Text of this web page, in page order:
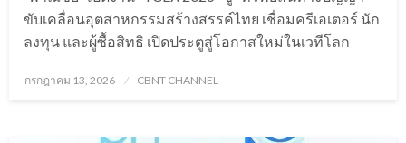
ขับเคลื่อนอุตสาหกรรมสร้างสรรค์ไทย เชื่อมครีเอเตอร์ นัก
ลงทุน และผู้ซื้อสิทธิ เปิดประตูสู่โอกาสใหม่ในเวทีโลก
Posted
กรกฎาคม 13, 2026 CBNT CHANNEL